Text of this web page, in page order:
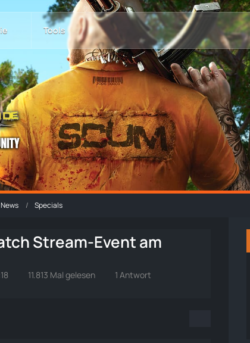
Tools
Specials
Stream-Event am
11.813 Mal gelesen 1 Antwort